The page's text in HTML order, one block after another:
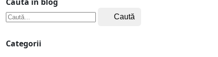
Caută
Categorii